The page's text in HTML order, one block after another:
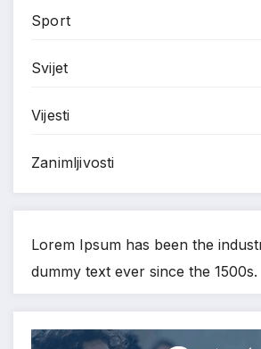
Sport
Svijet
Vijesti
Zanimljivosti
Lorem Ipsum has been the
dummy text ever since the 1500s.